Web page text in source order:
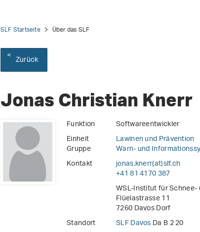
SLF Startseite Über das SLF
Zurück
Jonas Christian Knerr
Funktion
Softwareentwickler
Einheit
Lawinen und Prävention
Gruppe
Warn- und
Kontakt
jonas.knerr(at)slf.ch
+41 81 4170 387
WSL-Institut für
Flüelastrasse 11
7260 Davos Dorf
Standort
SLF DavosDa B 2 20